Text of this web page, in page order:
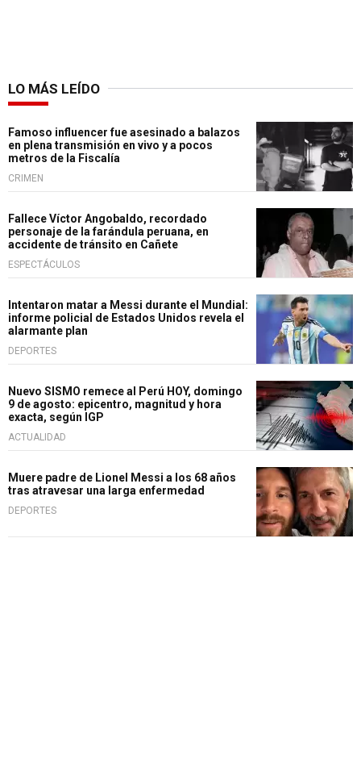
LO MÁS LEÍDO
Famoso influencer fue asesinado a balazos
en plena transmisión en vivo y a pocos
metros de la Fiscalía
CRIMEN
Fallece Víctor Angobaldo, recordado
personaje de la farándula peruana, en
accidente de tránsito en Cañete
ESPECTÁCULOS
Intentaron matar a Messi durante el Mundial:
informe policial de Estados Unidos revela el
alarmante plan
DEPORTES
Nuevo SISMO remece al Perú HOY, domingo
9 de agosto: epicentro, magnitud y hora
exacta, según IGP
ACTUALIDAD
Muere padre de Lionel Messi a los 68 años
tras atravesar una larga enfermedad
DEPORTES